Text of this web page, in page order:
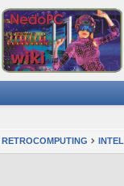
RETROCOMPUTING INTEL